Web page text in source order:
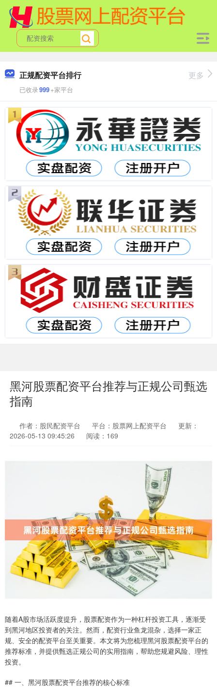
正规配资平台排行
已收录999+家平台
更多
黑河股票配资平台推荐与正规公司甄选
指南
作者：股民配资平台 平台：股票网上配资平台
更新：
2026-05-13 09:45:26
阅读：169
随着A股市场活跃度提升，股票配资作为一种杠杆投资工具，逐渐受
到黑河地区投资者的关注。然而，配资行业鱼龙混杂，选择一家正
规、安全的配资平台至关重要。本文将为您梳理黑河股票配资平台的
推荐标准，并提供甄选正规公司的实用指南，帮助您规避风险、理性
投资。
## 一、黑河股票配资平台推荐的核心标准